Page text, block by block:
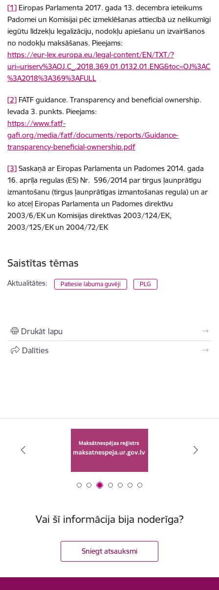
[1] Eiropas Parlamenta 2017. gada 13. decembra ieteikums
Padomei un Komisijai pēc izmeklēšanas attiecībā uz nelikumīgi
iegūtu līdzekļu legalizāciju, nodokļu apiešanu un izvairīšanos
no nodokļu maksāšanas. Pieejams:
https://eur-lex.europa.eu/legal-content/EN/TXT/?
uri=uriserv%3AOJ.C_.2018.369.01.0132.01.ENG&toc=OJ%3AC
%3A2018%3A369%3AFULL
[2] FATF guidance. Transparency and beneficial ownership.
Ievada 3. punkts. Pieejams:
https://www.fatf-
gafi.org/media/fatf/documents/reports/Guidance-
transparency-beneficial-ownership.pdf
[3] Saskaņā ar Eiropas Parlamenta un Padomes 2014. gada
16. aprīļa regulas (ES) Nr. 596/2014 par tirgus ļaunprātīgu
izmantošanu (tirgus ļaunprātīgas izmantošanas regula) un ar
ko atceļ Eiropas Parlamenta un Padomes direktīvu
2003/6/EK un Komisijas direktīvas 2003/124/EK,
2003/125/EK un 2004/72/EK
Saistītas tēmas
Aktualitātes: Patiesie labuma guvēji PLG
Drukāt lapu
Dalīties
Vai šī informācija bija noderīga?
Sniegt atsauksmi